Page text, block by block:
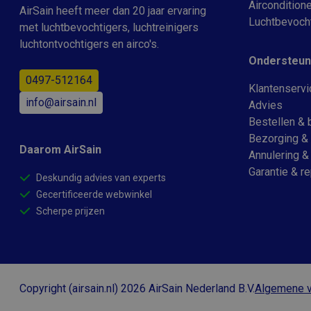
AirSain heeft meer dan 20 jaar ervaring
met luchtbevochtigers, luchtreinigers
luchtontvochtigers en airco's.
0497-512164
info@airsain.nl
Daarom AirSain
Deskundig advies van experts
Gecertificeerde webwinkel
Scherpe prijzen
Advies
Bestellen &
Bezorging
Annulering
Garantie &
Copyright (airsain.nl) 2026 AirSain Nederland B.V.Algemene
_ga
_gid
_gat_UA-
41253225-15
Microsoft
.airsain.nl
_gcl_au
Google